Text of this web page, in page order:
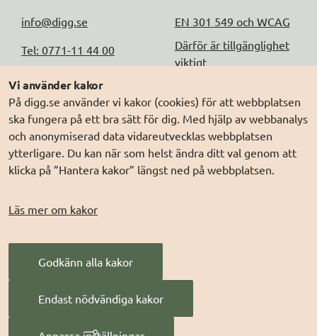
Vi använder kakor
På digg.se använder vi kakor (cookies) för att webbplatsen
ska fungera på ett bra sätt för dig. Med hjälp av webbanalys
och anonymiserad data vidareutvecklas webbplatsen
ytterligare. Du kan när som helst ändra ditt val genom att
klicka på ”Hantera kakor” längst ned på webbplatsen.
Läs mer om kakor
Godkänn alla kakor
Endast nödvändiga kakor
info@digg.se
Tel: 0771-11 44 00
Peppol-id:
0007:2021006883
Fler kontaktuppgifter
EN 301 549 och WCAG
Därför är tillgänglighet
viktigt
Om Webbriktlinjer
Tillgänglighetsredogörels
Om kakor
personuppgifter (digg.se)
Hantera kakor